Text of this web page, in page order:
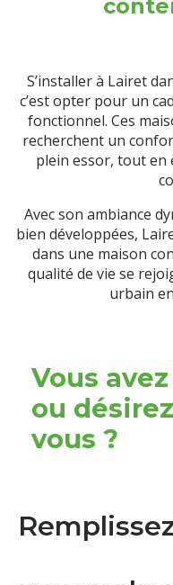
S’installer à Lairet
c’est opter pour un
fonctionnel. Ces
recherchent un
plein essor, tout en
Avec son ambiance
bien développées,
dans une maison
qualité de vie se
urbain
Vous
ou
vous ?